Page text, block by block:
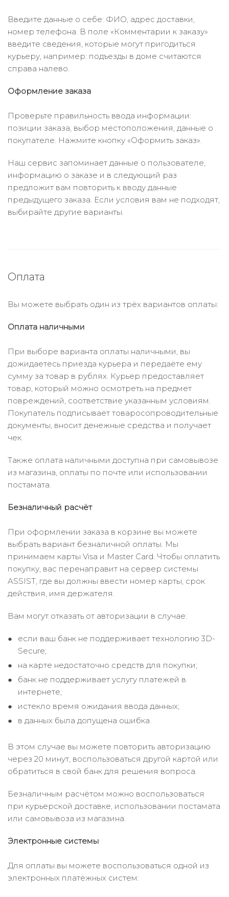
Введите данные о себе: ФИО, адрес доставки,
номер телефона. В поле «Комментарии к заказу»
введите сведения, которые могут пригодиться
курьеру, например: подъезды в доме считаются
справа налево.
Оформление заказа
Проверьте правильность ввода информации:
позиции заказа, выбор местоположения, данные о
покупателе. Нажмите кнопку «Оформить заказ».
Наш сервис запоминает данные о пользователе,
информацию о заказе и в следующий раз
предложит вам повторить к вводу данные
предыдущего заказа. Если условия вам не подходят,
выбирайте другие варианты.
Оплата
Вы можете выбрать один из трёх вариантов оплаты:
Оплата наличными
При выборе варианта оплаты наличными, вы
дожидаетесь приезда курьера и передаёте ему
сумму за товар в рублях. Курьер предоставляет
товар, который можно осмотреть на предмет
повреждений, соответствие указанным условиям.
Покупатель подписывает товаросопроводительные
документы, вносит денежные средства и получает
чек.
Также оплата наличными доступна при самовывозе
из магазина, оплаты по почте или использовании
постамата.
Безналичный расчёт
При оформлении заказа в корзине вы можете
выбрать вариант безналичной оплаты. Мы
принимаем карты Visa и Master Card. Чтобы оплатить
покупку, вас перенаправит на сервер системы
ASSIST, где вы должны ввести номер карты, срок
действия, имя держателя.
Вам могут отказать от авторизации в случае:
если ваш банк не поддерживает технологию 3D-
Secure;
на карте недостаточно средств для покупки;
банк не поддерживает услугу платежей в
интернете;
истекло время ожидания ввода данных;
в данных была допущена ошибка.
В этом случае вы можете повторить авторизацию
через 20 минут, воспользоваться другой картой или
обратиться в свой банк для решения вопроса.
Безналичным расчётом можно воспользоваться
при курьерской доставке, использовании постамата
или самовывоза из магазина.
Электронные системы
Для оплаты вы можете воспользоваться одной из
электронных платёжных систем: